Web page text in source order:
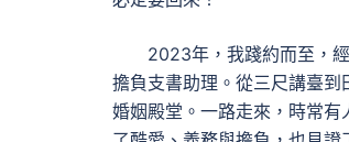
2023年，我踐約而至，
擔負支書助理。從三尺講臺
婚姻殿堂。一路走來，時常有